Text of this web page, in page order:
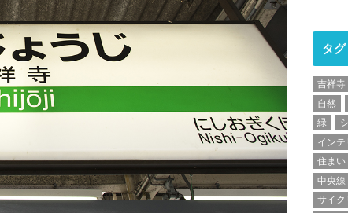
タグ
吉祥寺
自然
緑
インテ
住まい
中央線
サイク